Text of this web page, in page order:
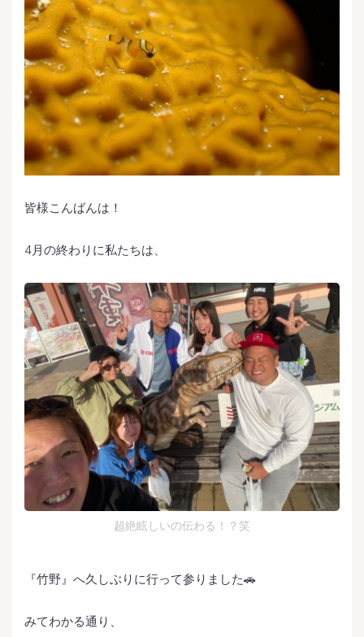
皆様こんばんは！
4月の終わりに私たちは、
超絶眩しいの伝わる！？笑
『竹野』へ久しぶりに行って参りました🚗
みてわかる通り、